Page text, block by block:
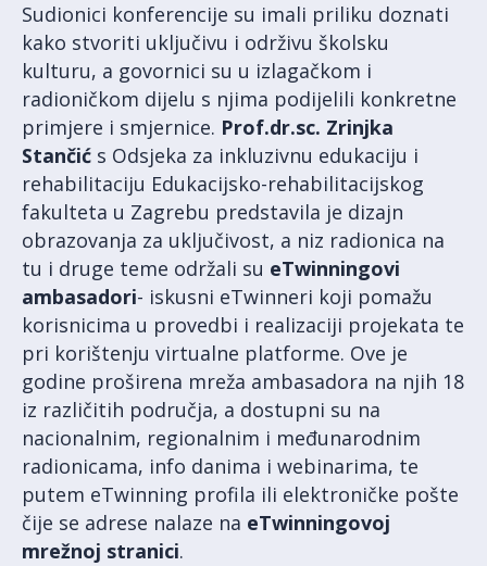
Sudionici konferencije su imali priliku doznati
kako stvoriti uključivu i održivu školsku
kulturu, a govornici su u izlagačkom i
radioničkom dijelu s njima podijelili konkretne
primjere i smjernice. Prof.dr.sc. Zrinjka
Stančić s Odsjeka za inkluzivnu edukaciju i
rehabilitaciju Edukacijsko-rehabilitacijskog
fakulteta u Zagrebu predstavila je dizajn
obrazovanja za uključivost, a niz radionica na
tu i druge teme održali su eTwinningovi
ambasadori- iskusni eTwinneri koji pomažu
korisnicima u provedbi i realizaciji projekata te
pri korištenju virtualne platforme. Ove je
godine proširena mreža ambasadora na njih 18
iz različitih područja, a dostupni su na
nacionalnim, regionalnim i međunarodnim
radionicama, info danima i webinarima, te
putem eTwinning profila ili elektroničke pošte
čije se adrese nalaze na eTwinningovoj
mrežnoj stranici.